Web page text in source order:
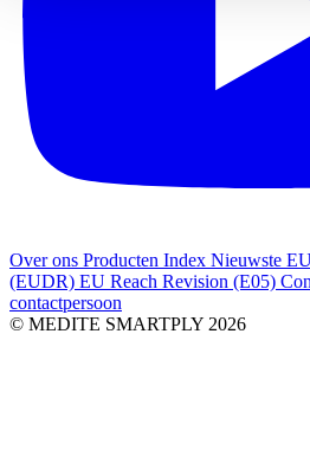
Over ons Producten Index Nieuwste
(EUDR) EU Reach Revision (E05)
contactpersoon
© MEDITE SMARTPLY 2026